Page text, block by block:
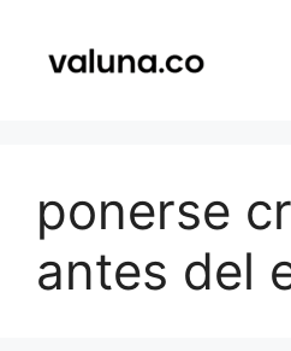
contenido
ponerse
antes del